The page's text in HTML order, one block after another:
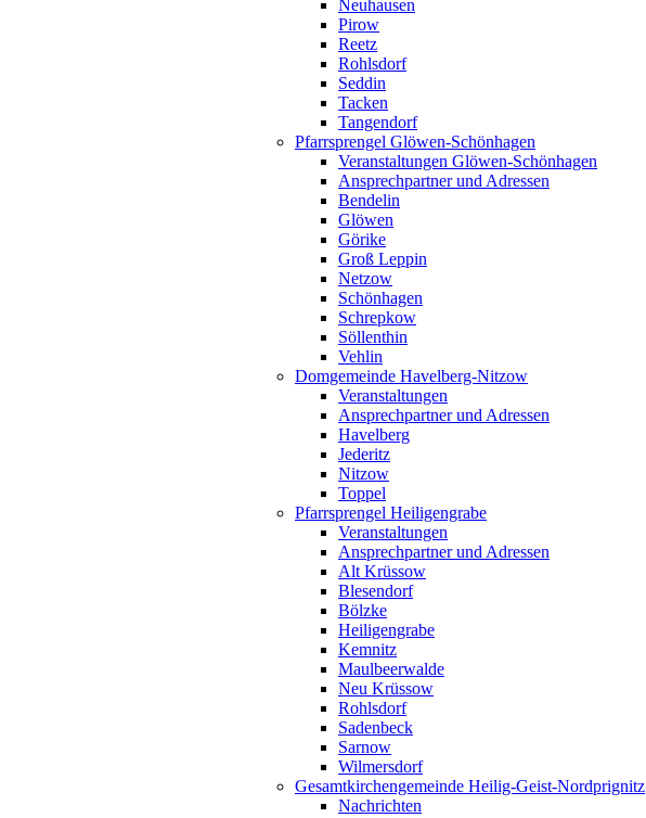
Neuhausen
Pirow
Reetz
Rohlsdorf
Seddin
Tacken
Tangendorf
Pfarrsprengel Glöwen-Schönhagen
Veranstaltungen Glöwen-Schönhagen
Ansprechpartner und Adressen
Bendelin
Glöwen
Görike
Groß Leppin
Netzow
Schönhagen
Schrepkow
Söllenthin
Vehlin
Domgemeinde Havelberg-Nitzow
Veranstaltungen
Ansprechpartner und Adressen
Havelberg
Jederitz
Nitzow
Toppel
Pfarrsprengel Heiligengrabe
Veranstaltungen
Ansprechpartner und Adressen
Alt Krüssow
Blesendorf
Bölzke
Heiligengrabe
Kemnitz
Maulbeerwalde
Neu Krüssow
Rohlsdorf
Sadenbeck
Sarnow
Wilmersdorf
Gesamtkirchengemeinde Heilig-Geist-Nordprignitz
Nachrichten